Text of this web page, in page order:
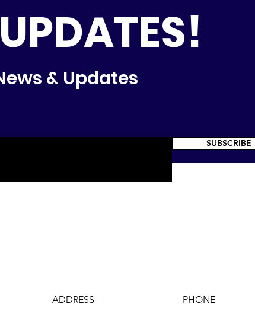
& Updates
SUBSCRIBE
ADDRESS PHONE